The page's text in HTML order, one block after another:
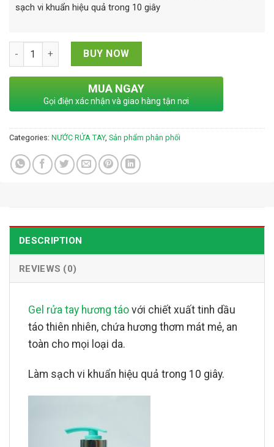
sạch vi khuẩn hiệu quả trong 10 giây
GEL RỬA TAY HƯƠNG TÁO quantity
BUY NOW
MUA NGAY
Gọi điện xác nhận và giao hàng tận nơi
Categories: NƯỚC RỬA TAY, Sản phẩm phân phối
DESCRIPTION
REVIEWS (0)
Gel rửa tay hương táo với chiết xuất tinh dầu
táo thiên nhiên, chứa hương thơm mát mẻ, an
toàn cho mọi loại da.
Làm sạch vi khuẩn hiệu quả trong 10 giây.